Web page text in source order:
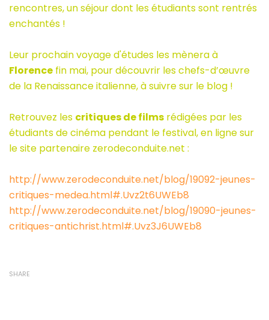
rencontres, un séjour dont les étudiants sont rentrés
enchantés !
Leur prochain voyage d'études les mènera à
Florence fin mai, pour découvrir les chefs-d’œuvre
de la Renaissance italienne, à suivre sur le blog !
Retrouvez les critiques de films rédigées par les
étudiants de cinéma pendant le festival, en ligne sur
le site partenaire zerodeconduite.net :
http://www.zerodeconduite.net/blog/19092-jeunes-
critiques-medea.html#.Uvz2t6UWEb8
http://www.zerodeconduite.net/blog/19090-jeunes-
critiques-antichrist.html#.Uvz3J6UWEb8
SHARE